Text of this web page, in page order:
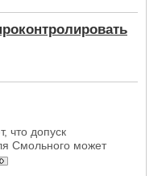
что допуск
Смольного может